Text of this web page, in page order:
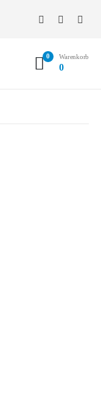
0 Warenkorb
0